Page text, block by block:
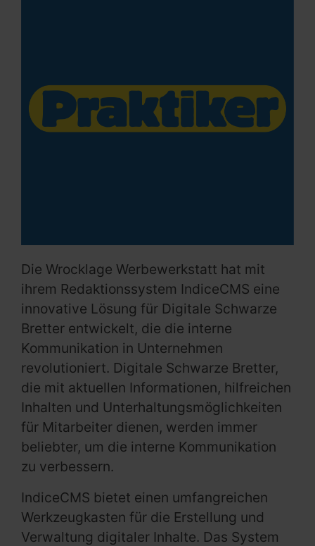
Die Wrocklage Werbewerkstatt hat mit
ihrem Redaktionssystem IndiceCMS eine
innovative Lösung für Digitale Schwarze
Bretter entwickelt, die die interne
Kommunikation in Unternehmen
revolutioniert. Digitale Schwarze Bretter,
die mit aktuellen Informationen, hilfreichen
Inhalten und Unterhaltungsmöglichkeiten
für Mitarbeiter dienen, werden immer
beliebter, um die interne Kommunikation
zu verbessern.
IndiceCMS bietet einen umfangreichen
Werkzeugkasten für die Erstellung und
Verwaltung digitaler Inhalte. Das System